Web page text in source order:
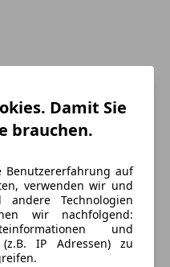
Damit Sie
brauchen.
Benutzererfahrung auf
verwenden wir und
Technologien
wir nachfolgend:
und
(z.B. IP Adressen) zu